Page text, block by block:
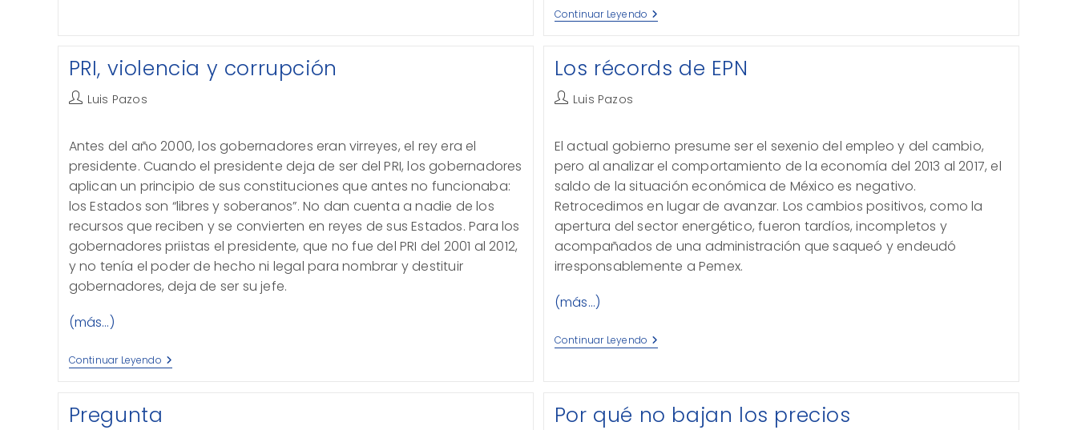
Continuar Leyendo ¿Suicidio
Político?
PRI, violencia y corrupción
Autor
entrada:
Luis Pazos
Antes del año 2000, los gobernadores eran virreyes, el rey era el
presidente. Cuando el presidente deja de ser del PRI, los gobernadores
aplican un principio de sus constituciones que antes no funcionaba:
los Estados son “libres y soberanos”. No dan cuenta a nadie de los
recursos que reciben y se convierten en reyes de sus Estados. Para los
gobernadores priistas el presidente, que no fue del PRI del 2001 al 2012,
y no tenía el poder de hecho ni legal para nombrar y destituir
gobernadores, deja de ser su jefe.
(más…)
Continuar LeyendoPRI,
Violencia
Los récords de EPN
Autor
entrada:
Luis Pazos
El actual gobierno presume ser el sexenio del empleo y del cambio,
pero al analizar el comportamiento de la economía del 2013 al 2017, el
saldo de la situación económica de México es negativo.
Retrocedimos en lugar de avanzar. Los cambios positivos, como la
apertura del sector energético, fueron tardíos, incompletos y
acompañados de una administración que saqueó y endeudó
irresponsablemente a Pemex.
(más…)
Continuar Leyendo Los
Récords
Pregunta Por qué no bajan los precios